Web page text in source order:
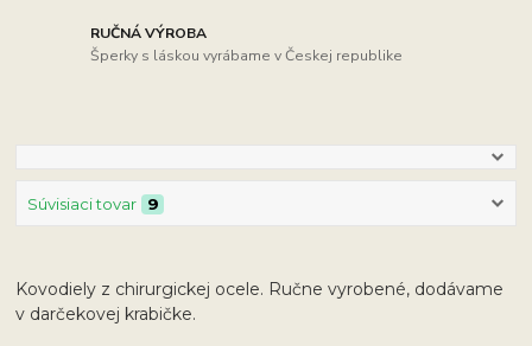
RUČNÁ VÝROBA
Šperky s láskou vyrábame v Českej republike
Súvisiaci tovar 9
Kovodiely z chirurgickej ocele. Ručne vyrobené, dodávame
v darčekovej krabičke.